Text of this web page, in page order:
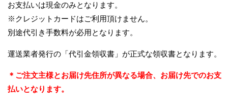
お支払いは現金のみとなります。
※クレジットカードはご利用頂けません。
別途代引き手数料が必用となります。
運送業者発行の「代引金領収書」が正式な領収書となります。
＊ご注文主様とお届け先住所が異なる場合、お届け先でのお支
払いとなります。